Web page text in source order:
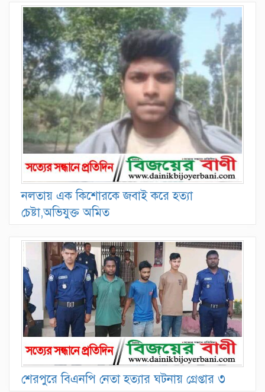
নলতায় এক কিশোরকে জবাই করে হত্যা
চেষ্টা,অভিযুক্ত অমিত
শেরপুরে বিএনপি নেতা হত্যার ঘটনায় গ্রেপ্তার ৩